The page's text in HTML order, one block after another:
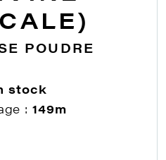
POUDRE
stock
:149m